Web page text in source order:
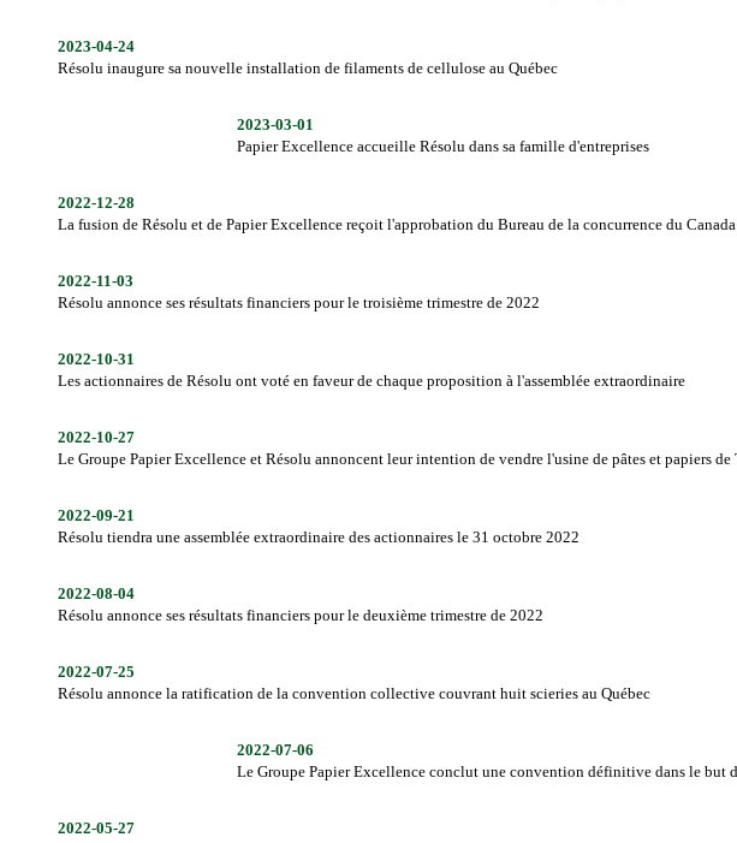
2023-04-24
Résolu inaugure sa nouvelle installation de filaments de cellulose au Québec
2023-03-01
Papier Excellence accueille Résolu dans sa famille d'entreprises
2022-12-28
La fusion de Résolu et de Papier Excellence reçoit l'approbation du Bureau de la concurrence du Canada
2022-11-03
Résolu annonce ses résultats financiers pour le troisième trimestre de 2022
2022-10-31
Les actionnaires de Résolu ont voté en faveur de chaque proposition à l'assemblée extraordinaire
2022-10-27
Le Groupe Papier Excellence et Résolu annoncent leur intention de vendre l'usine de pâtes et papiers
2022-09-21
Résolu tiendra une assemblée extraordinaire des actionnaires le 31 octobre 2022
2022-08-04
Résolu annonce ses résultats financiers pour le deuxième trimestre de 2022
2022-07-25
Résolu annonce la ratification de la convention collective couvrant huit scieries au Québec
2022-07-06
Le Groupe Papier Excellence conclut une convention définitive dans le but
2022-05-27